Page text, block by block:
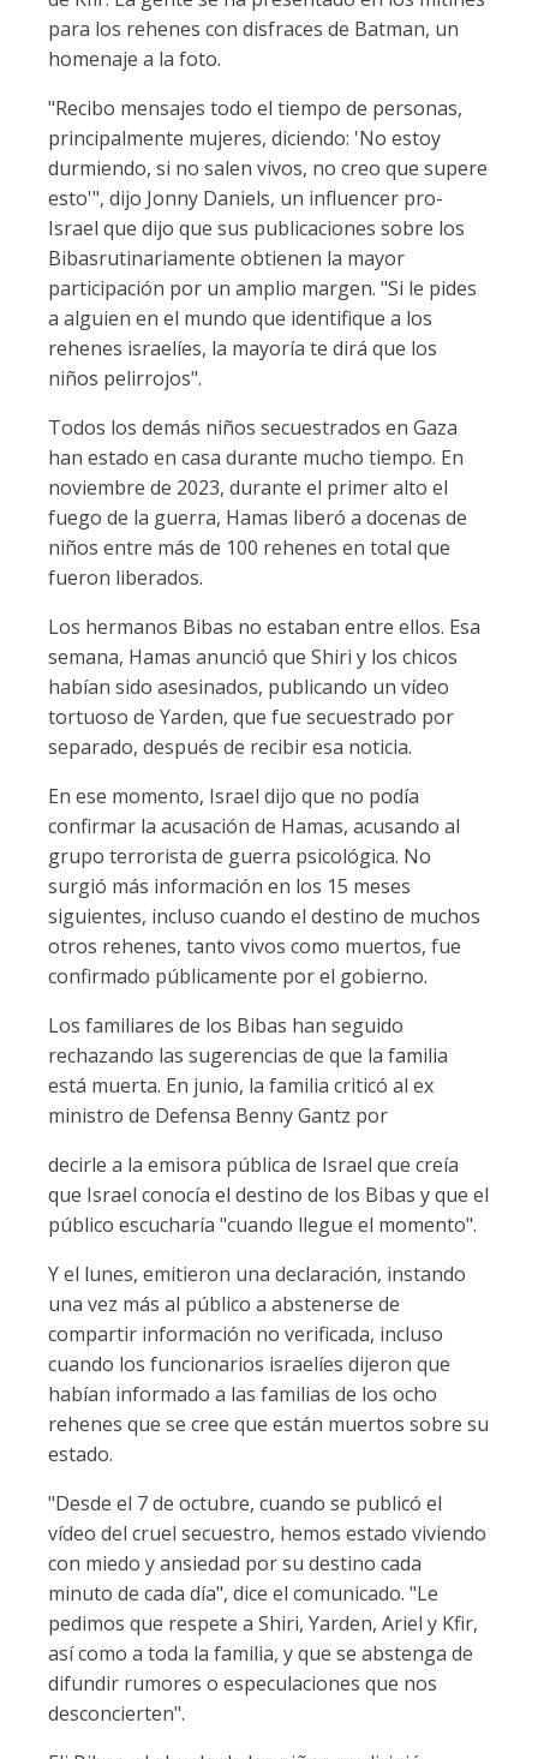
para los rehenes con disfraces de Batman, un
homenaje a la foto.
"Recibo mensajes todo el tiempo de personas,
principalmente mujeres, diciendo: 'No estoy
durmiendo, si no salen vivos, no creo que supere
esto'", dijo Jonny Daniels, un influencer pro-
Israel que dijo que sus publicaciones sobre los
Bibasrutinariamente obtienen la mayor
participación por un amplio margen. "Si le pides
a alguien en el mundo que identifique a los
rehenes israelíes, la mayoría te dirá que los
niños pelirrojos".
Todos los demás niños secuestrados en Gaza
han estado en casa durante mucho tiempo. En
noviembre de 2023, durante el primer alto el
fuego de la guerra, Hamas liberó a docenas de
niños entre más de 100 rehenes en total que
fueron liberados.
Los hermanos Bibas no estaban entre ellos. Esa
semana, Hamas anunció que Shiri y los chicos
habían sido asesinados, publicando un vídeo
tortuoso de Yarden, que fue secuestrado por
separado, después de recibir esa noticia.
En ese momento, Israel dijo que no podía
confirmar la acusación de Hamas, acusando al
grupo terrorista de guerra psicológica. No
surgió más información en los 15 meses
siguientes, incluso cuando el destino de muchos
otros rehenes, tanto vivos como muertos, fue
confirmado públicamente por el gobierno.
Los familiares de los Bibas han seguido
rechazando las sugerencias de que la familia
está muerta. En junio, la familia criticó al ex
ministro de Defensa Benny Gantz por
decirle a la emisora pública de Israel que creía
que Israel conocía el destino de los Bibas y que el
público escucharía "cuando llegue el momento".
Y el lunes, emitieron una declaración, instando
una vez más al público a abstenerse de
compartir información no verificada, incluso
cuando los funcionarios israelíes dijeron que
habían informado a las familias de los ocho
rehenes que se cree que están muertos sobre su
estado.
"Desde el 7 de octubre, cuando se publicó el
vídeo del cruel secuestro, hemos estado viviendo
con miedo y ansiedad por su destino cada
minuto de cada día", dice el comunicado. "Le
pedimos que respete a Shiri, Yarden, Ariel y Kfir,
así como a toda la familia, y que se abstenga de
difundir rumores o especulaciones que nos
desconcierten".